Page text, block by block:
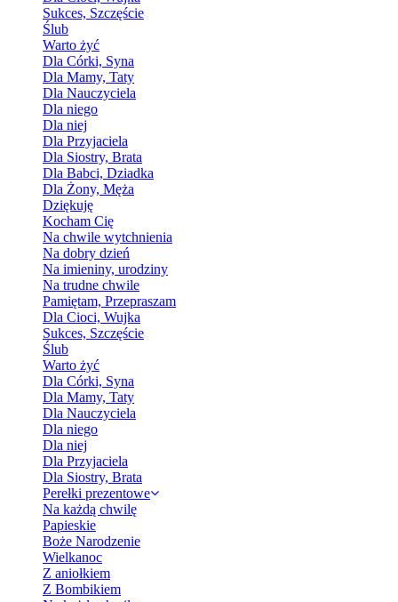
Sukces, Szczęście
Ślub
Warto żyć
Dla Córki, Syna
Dla Mamy, Taty
Dla Nauczyciela
Dla niego
Dla niej
Dla Przyjaciela
Dla Siostry, Brata
Dla Babci, Dziadka
Dla Żony, Męża
Dziękuję
Kocham Cię
Na chwile wytchnienia
Na dobry dzień
Na imieniny, urodziny
Na trudne chwile
Pamiętam, Przepraszam
Dla Cioci, Wujka
Sukces, Szczęście
Ślub
Warto żyć
Dla Córki, Syna
Dla Mamy, Taty
Dla Nauczyciela
Dla niego
Dla niej
Dla Przyjaciela
Dla Siostry, Brata
Perełki prezentowe
Na każdą chwilę
Papieskie
Boże Narodzenie
Wielkanoc
Z aniołkiem
Z Bombikiem